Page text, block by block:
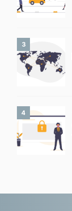
3
4